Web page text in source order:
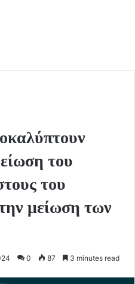
του
του
μείωση των
0 87 3 minutes read